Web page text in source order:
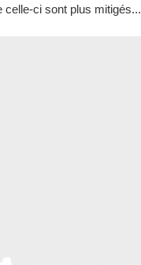
celle-ci sont plus mitigés...